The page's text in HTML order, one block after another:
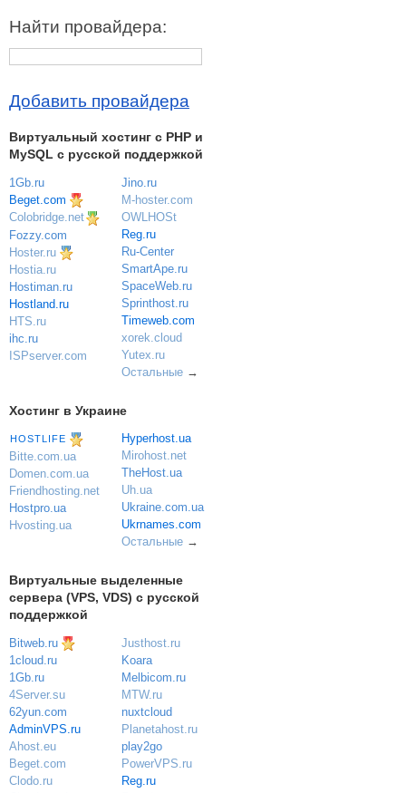
Найти провайдера:
Добавить провайдера
Виртуальный хостинг c PHP и
MySQL с русской поддержкой
1Gb.ru
Beget.com
Colobridge.net
Fozzy.com
Hoster.ru
Hostia.ru
Hostiman.ru
Hostland.ru
HTS.ru
ihc.ru
ISPserver.com
Jino.ru
M-hoster.com
OWLHOSt
Reg.ru
Ru-Center
SmartApe.ru
SpaceWeb.ru
Sprinthost.ru
Timeweb.com
xorek.cloud
Yutex.ru
Остальные→
Хостинг в Украине
HOSTLIFE
Bitte.com.ua
Domen.com.ua
Friendhosting.net
Hostpro.ua
Hvosting.ua
Hyperhost.ua
Mirohost.net
TheHost.ua
Uh.ua
Ukraine.com.ua
Ukrnames.com
Остальные→
Виртуальные выделенные
сервера (VPS, VDS) с русской
поддержкой
Bitweb.ru
1cloud.ru
1Gb.ru
4Server.su
62yun.com
AdminVPS.ru
Ahost.eu
Beget.com
Clodo.ru
Justhost.ru
Koara
Melbicom.ru
MTW.ru
nuxtcloud
Planetahost.ru
play2go
PowerVPS.ru
Reg.ru